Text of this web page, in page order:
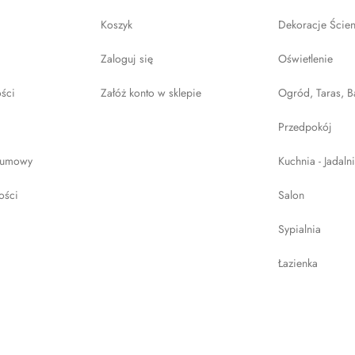
Koszyk
Zaloguj się
Załóż konto w sklepie
Dekoracje
Oświetlenie
Ogród, Taras,
Przedpokój
Kuchnia -
Salon
Sypialnia
Łazienka